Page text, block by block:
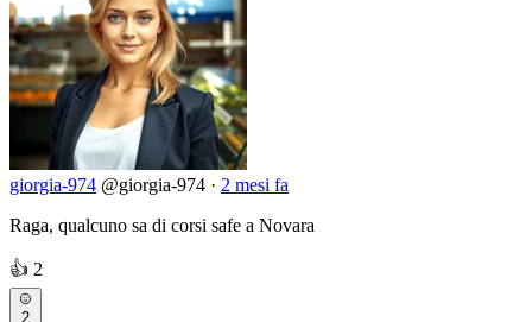
giorgia-974 @giorgia-974 · 2 mesi fa
Raga, qualcuno sa di corsi safe a Novara
👍 2
2